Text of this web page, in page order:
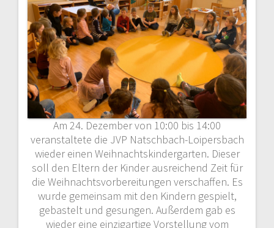
Am 24. Dezember von 10:00 bis 14:00
veranstaltete die JVP Natschbach-Loipersbach
wieder einen Weihnachtskindergarten. Dieser
soll den Eltern der Kinder ausreichend Zeit für
die Weihnachtsvorbereitungen verschaffen. Es
wurde gemeinsam mit den Kindern gespielt,
gebastelt und gesungen. Außerdem gab es
wieder eine einzigartige Vorstellung vom